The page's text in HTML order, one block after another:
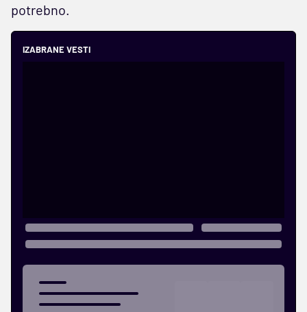
potrebno.
IZABRANE VESTI